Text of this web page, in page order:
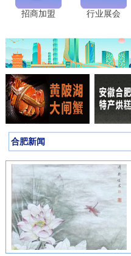
招商加盟 行业展会
合肥新闻